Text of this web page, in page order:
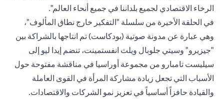
الرخاء الاقتصادي لجميع بلداننا في جميع أنحاء العالم".
في الحلقة الأخيرة من سلسلة "التفكير خارج نطاق المألوف"،
وهي عبارة عن مدونة صوتية (بودكاست) تم انتاجها بالشراكة بين
"جيزيرو" وسيتي جلوبال ويلث انفستمينت، تنضم إيدا ليو إلى
سيليست تامبارو من مجموعة أوراسيا في مناقشة مفتوحة حول
الأسباب التي تجعل زيادة مشاركة المرأة في القوى العاملة
والقيادة حافزاً أساسياً في تعزيز نمو الشركات والاقتصادات.